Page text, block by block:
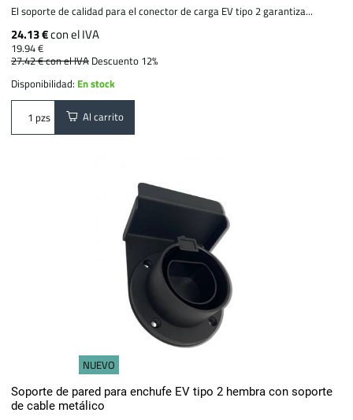
El soporte de calidad para el conector de carga EV tipo 2 garantiza...
24.13 €con el IVA
19.94 €
27.42 €con el IVA Descuento 12%
Disponibilidad: En stock
pzs Al carrito
NUEVO
Soporte de pared para enchufe EV tipo 2 hembra con soporte
de cable metálico